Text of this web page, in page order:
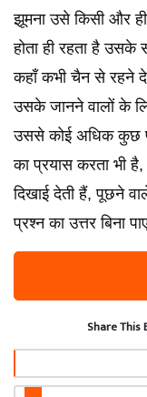
झूमना उसे किसी और
होता ही रहता है
कहाँ कभी चैन से रहने
उसके जानने वालों के
उससे कोई अधिक कुछ
का प्रयास करता भी
दिखाई देती हैं, पूछने
प्रश्न का उत्तर बिना
Share This